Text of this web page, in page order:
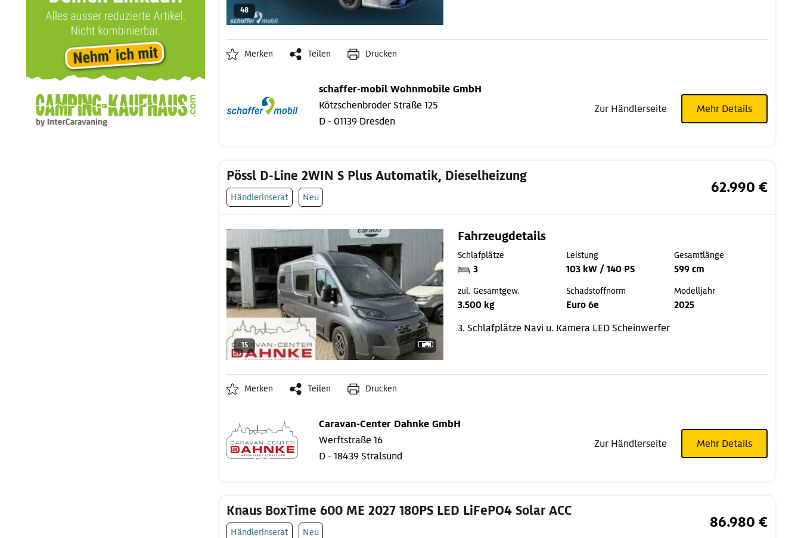
48
Merken Teilen Drucken
schaffer-mobil Wohnmobile GmbH
Kötzschenbroder Straße 125
D - 01139 Dresden
Zur Händlerseite Mehr Details
Pössl D-Line 2WIN S Plus Automatik, Dieselheizung
Händlerinserat Neu
62.990 €
15
Fahrzeugdetails
Schlafplätze
3
Leistung
103 kW / 140 PS
Gesamtlänge
599 cm
zul. Gesamtgew.
3.500 kg
Schadstoffnorm
Euro 6e
Modelljahr
2025
3. Schlafplätze Navi u. Kamera LED Scheinwerfer
Merken Teilen Drucken
Caravan-Center Dahnke GmbH
Werftstraße 16
D - 18439 Stralsund
Zur Händlerseite Mehr Details
Knaus BoxTime 600 ME 2027 180PS LED LiFePO4 Solar ACC
Händlerinserat Neu
86.980 €